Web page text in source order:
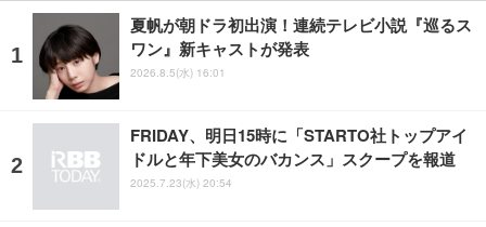
夏帆が朝ドラ初出演！連続テレビ小説『巡るス
ワン』新キャストが発表
2026.8.5(水) 16:01
FRIDAY、明日15時に「STARTO社トップアイ
ドルと年下美女のバカンス」スクープを報道
2025.7.23(水) 20:54